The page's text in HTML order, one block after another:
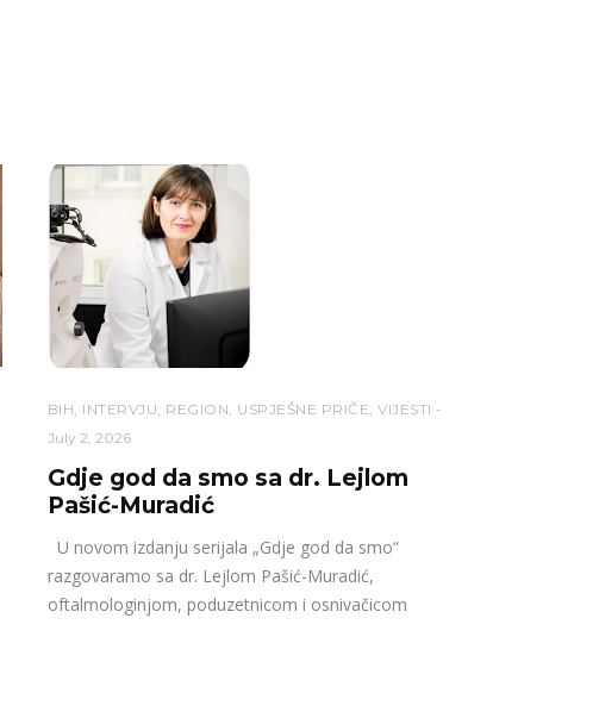
BIH INTERVJU REGION USPJEŠNE PRIČE ,VIJESTI
July 2, 2026
Gdje god da smo sa dr. Lejlom
Pašić-Muradić
U novom izdanju serijala „Gdje god da smo“
razgovaramo sa dr. Lejlom Pašić-Muradić,
oftalmologinjom, poduzetnicom i osnivačicom